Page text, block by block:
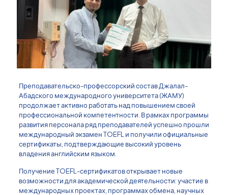
Преподавательско-профессорский состав Джалал-
Абадского международного университета (ЖАМУ)
продолжает активно работать над повышением своей
профессиональной компетентности. В рамках программы
развития персонала ряд преподавателей успешно прошли
международный экзамен TOEFL и получили официальные
сертификаты, подтверждающие высокий уровень
владения английским языком.
Получение TOEFL-сертификатов открывает новые
возможности для академической деятельности: участие в
международных проектах, программах обмена, научных